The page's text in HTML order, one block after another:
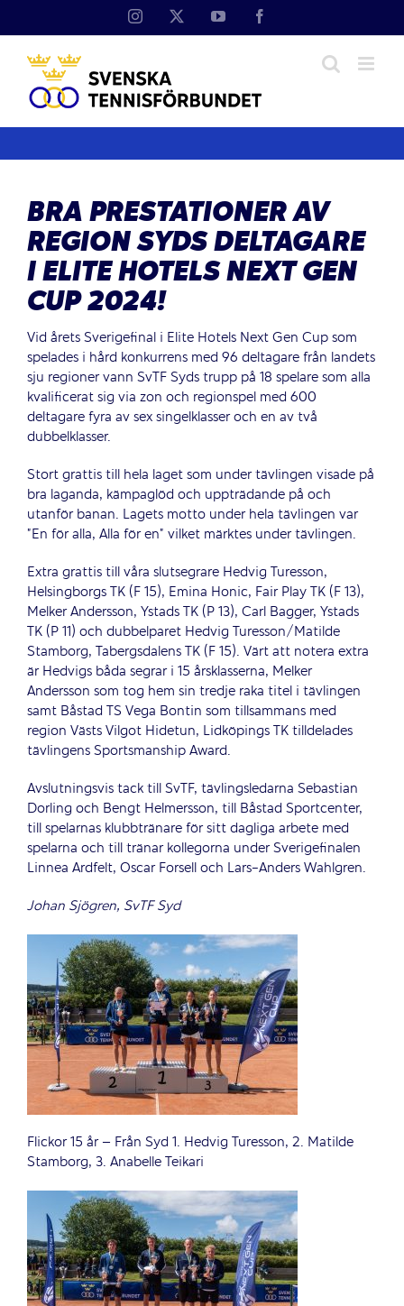
Instagram YouTube
BRA PRESTATIONER AV
REGION SYDS DELTAGARE
I ELITE HOTELS NEXT GEN
CUP 2024!
Vid årets Sverigefinal i Elite Hotels Next Gen Cup som
spelades i hård konkurrens med 96 deltagare från landets
sju regioner vann SvTF Syds trupp på 18 spelare som alla
kvalificerat sig via zon och regionspel med 600
deltagare fyra av sex singelklasser och en av två
dubbelklasser.
Stort grattis till hela laget som under tävlingen visade på
bra laganda, kämpaglöd och uppträdande på och
utanför banan. Lagets motto under hela tävlingen var
”En för alla, Alla för en” vilket märktes under tävlingen.
Extra grattis till våra slutsegrare Hedvig Turesson,
Helsingborgs TK (F 15), Emina Honic, Fair Play TK (F 13),
Melker Andersson, Ystads TK (P 13), Carl Bagger, Ystads
TK (P 11) och dubbelparet Hedvig Turesson/Matilde
Stamborg, Tabergsdalens TK (F 15). Värt att notera extra
är Hedvigs båda segrar i 15 årsklasserna, Melker
Andersson som tog hem sin tredje raka titel i tävlingen
samt Båstad TS Vega Bontin som tillsammans med
region Västs Vilgot Hidetun, Lidköpings TK tilldelades
tävlingens Sportsmanship Award.
Avslutningsvis tack till SvTF, tävlingsledarna Sebastian
Dorling och Bengt Helmersson, till Båstad Sportcenter,
till spelarnas klubbtränare för sitt dagliga arbete med
spelarna och till tränar kollegorna under Sverigefinalen
Linnea Ardfelt, Oscar Forsell och Lars-Anders Wahlgren.
Johan Sjögren, SvTF Syd
Flickor 15 år – Från Syd 1. Hedvig Turesson, 2. Matilde
Stamborg, 3. Anabelle Teikari